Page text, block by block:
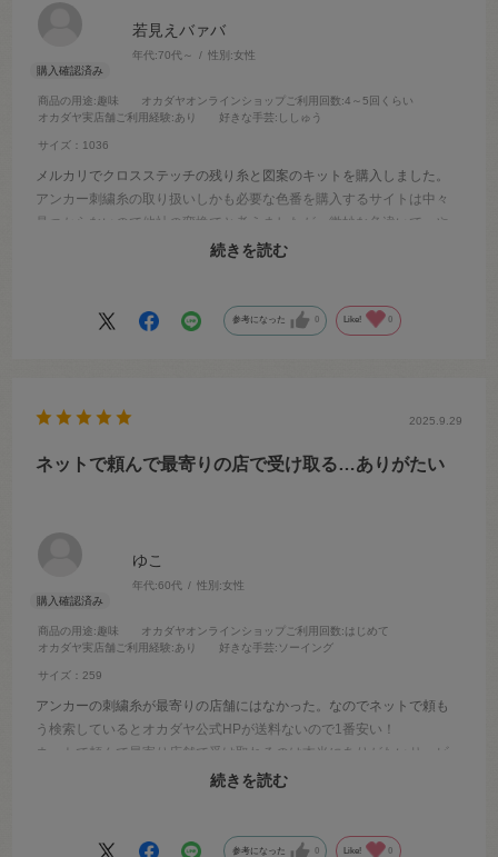
若見えバァバ
年代:70代～ 性別:女性
商品の用途:趣味 オカダヤオンラインショップご利用回数:4～5回くらい
オカダヤ実店舗ご利用経験:あり 好きな手芸:ししゅう
サイズ：1036
メルカリでクロスステッチの残り糸と図案のキットを購入しました。
アンカー刺繍糸の取り扱いしかも必要な色番を購入するサイトは中々
見つからないので他社の変換でと考えましたが、微妙な色違いで…や
っとokadayaを見つけました。注文から配送迄の早さにビックリ。助か
続きを読む
参考になった 0 Like! 0
ゆこ
年代:60代 性別:女性
商品の用途:趣味 オカダヤオンラインショップご利用回数:はじめて
オカダヤ実店舗ご利用経験:あり 好きな手芸:ソーイング
サイズ：259
2025.9.29
ネットで頼んで最寄りの店で受け取る…ありがたい
アンカーの刺繍糸が最寄りの店舗にはなかった。なのでネットで頼も
う検索しているとオカダヤ公式HPが送料ないので1番安い！
ネットで頼んで最寄り店舗で受け取れるのは本当にありがたいサービ
続きを読む
参考になった 0 Like! 0